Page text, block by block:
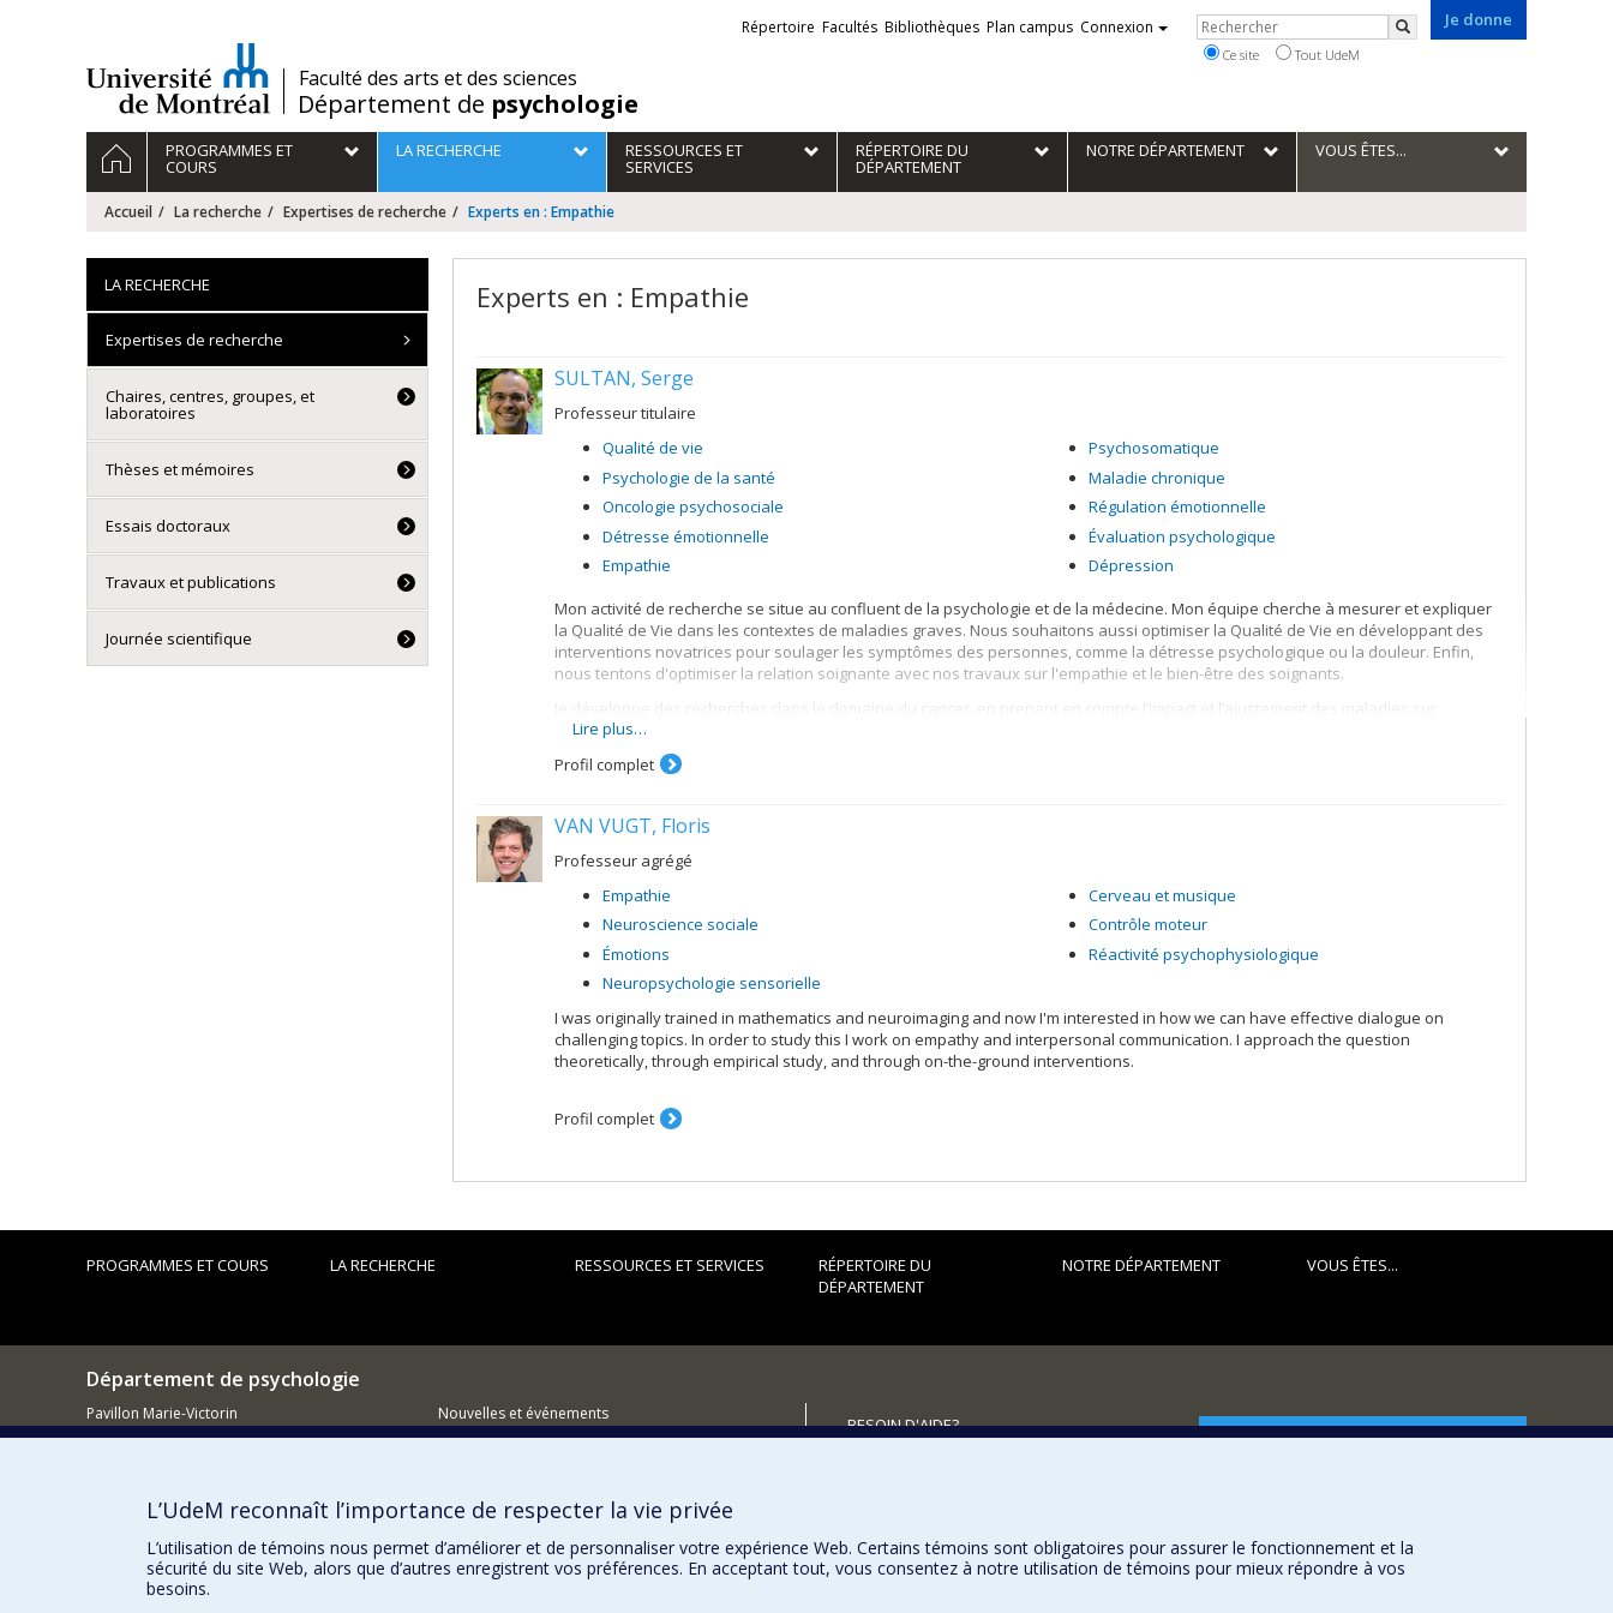
/Faculté des arts et des sciences
Département de psychologie
Je donne
Liens
externes
Répertoire Facultés Bibliothèques Plan campus Connexion Rechercher
Rechercher
Ce site Tout UdeM
Navigation
principale
ACCUEILPROGRAMMES ET
COURS
LA RECHERCHE RESSOURCES ET
SERVICES
RÉPERTOIRE DU
DÉPARTEMENT
NOTRE DÉPARTEMENT VOUS ÊTES...
Accueil La recherche Expertises de recherche Experts en : Empathie
Experts en : Empathie
SULTAN, Serge
Professeur titulaire
Qualité de vie
Psychologie de la santé
Oncologie psychosociale
Détresse émotionnelle
Empathie
Psychosomatique
Maladie chronique
Régulation émotionnelle
Évaluation psychologique
Dépression
Mon activité de recherche se situe au confluent de la psychologie et de la médecine. Mon équipe cherche à mesurer et expliquer
la Qualité de Vie dans les contextes de maladies graves. Nous souhaitons aussi optimiser la Qualité de Vie en développant des
interventions novatrices pour soulager les symptômes des personnes, comme la détresse psychologique ou la douleur. Enfin,
nous tentons d'optimiser la relation soignante avec nos travaux sur l'empathie et le bien-être des soignants.
Je développe des recherches dans le domaine du cancer, en prenant en compte l’impact et l’ajustement des maladies sur
l’individu, les dyades et la famille. Je dirige donc des travaux tant en psychologie de l’enfant qu’en psychologie de l’adulte. Mes
travaux se fondent sur un aller-retour constant entre recherche et pratique afin de poser des questions de recherche
cliniquement pertinentes et d’enrichir l’activité clinique par de nouvelles données.
doctorants, post-doctorants, et étudiants en maîtrise et thèse Honors.
Lire plus…
Profil complet
VAN VUGT, Floris
Professeur agrégé
Empathie
Neuroscience sociale
Émotions
Neuropsychologie sensorielle
Cerveau et musique
Contrôle moteur
Réactivité psychophysiologique
I was originally trained in mathematics and neuroimaging and now I'm interested in how we can have effective dialogue on
challenging topics. In order to study this I work on empathy and interpersonal communication. I approach the question
theoretically, through empirical study, and through on-the-ground interventions.
Profil complet
LA RECHERCHE
Expertises de recherche
Chaires, centres, groupes, et
laboratoires
Thèses et mémoires
Essais doctoraux
Travaux et publications
Journée scientifique
PROGRAMMES ET COURS LA RECHERCHE RESSOURCES ET SERVICES
RÉPERTOIRE DU
DÉPARTEMENT
NOTRE DÉPARTEMENT VOUS ÊTES...
Département de psychologie
Pavillon Marie-Victorin
90, avenue Vincent d'Indy
514 343-6972
Nouvelles et événements
BESOIN D'AIDE?
FACULTÉ DES ARTS ET DES SCIENCES
Nos programmes et cours
L’UdeM reconnaît l’importance de respecter la vie privée
L’utilisation de témoins nous permet d’améliorer et de personnaliser votre expérience Web. Certains témoins sont obligatoires pour assurer le fonctionnement et la
sécurité du site Web, alors que d’autres enregistrent vos préférences. En acceptant tout, vous consentez à notre utilisation de témoins pour mieux répondre à vos
besoins.